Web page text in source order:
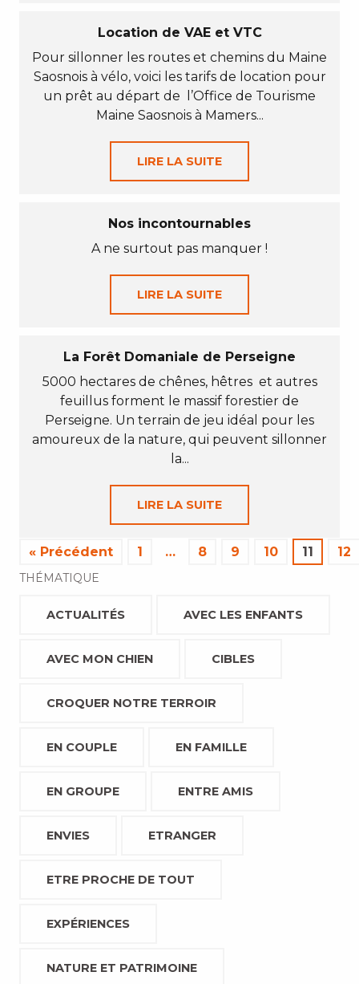
Location de VAE et VTC
Pour sillonner les routes et chemins du Maine
Saosnois à vélo, voici les tarifs de location pour
un prêt au départ de l’Office de Tourisme
Maine Saosnois à Mamers...
LIRE LA SUITE
Nos incontournables
A ne surtout pas manquer !
LIRE LA SUITE
La Forêt Domaniale de Perseigne
5000 hectares de chênes, hêtres et autres
feuillus forment le massif forestier de
Perseigne. Un terrain de jeu idéal pour les
amoureux de la nature, qui peuvent sillonner
la...
LIRE LA SUITE
« Précédent 1 … 8 9 10 11 12
THÉMATIQUE
ACTUALITÉS AVEC LES ENFANTS
AVEC MON CHIEN CIBLES
CROQUER NOTRE TERROIR
EN COUPLE EN FAMILLE
EN GROUPE ENTRE AMIS
ENVIES ETRANGER
ETRE PROCHE DE TOUT
EXPÉRIENCES
NATURE ET PATRIMOINE